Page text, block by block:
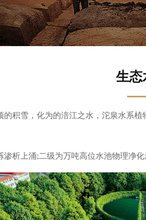
生态
的积雪，化为的涪江之水，沱泉水系
析上涌;二级为万吨高位水池物理净